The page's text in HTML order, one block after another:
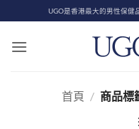
to
content
UGO是香港最大的男性保健
首頁 / 商品標